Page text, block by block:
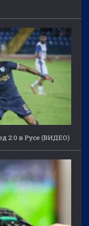
2:0 в Русе (ВИДЕО)